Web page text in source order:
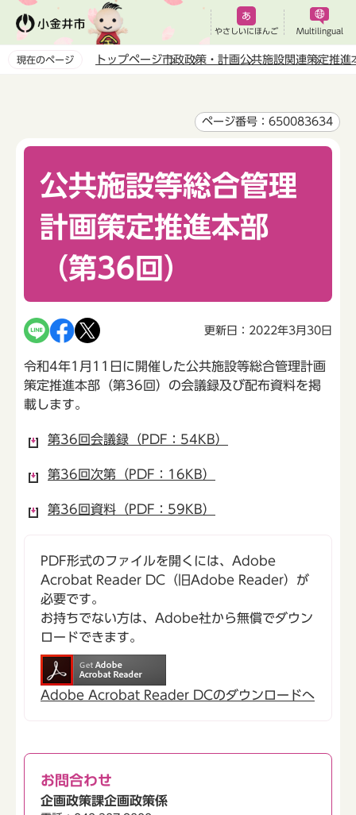
ペ
やさしいにほんご Multilingual
現在のページ トップページ市政政策・計画公共施設関連策定推進
ページ番号：650083634
公共施設等総合管理
計画策定推進本部
（第36回）
更新日：2022年3月30日
令和4年1月11日に開催した公共施設等総合管理計画
策定推進本部（第36回）の会議録及び配布資料を掲
載します。
第36回会議録（PDF：54KB）
第36回次第（PDF：16KB）
第36回資料（PDF：59KB）
PDF形式のファイルを開くには、Adobe
Acrobat Reader DC（旧Adobe Reader）が
必要です。
お持ちでない方は、Adobe社から無償でダウン
ロードできます。
Adobe Acrobat Reader DCのダウンロードへ
お問合わせ
企画政策課企画政策係